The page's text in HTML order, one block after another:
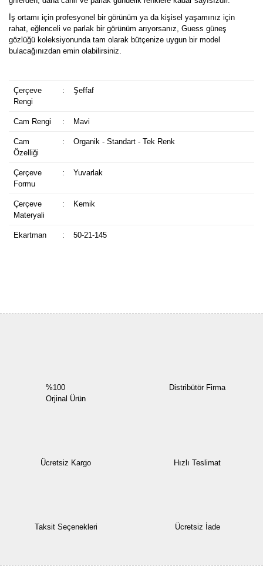
İş ortamı için profesyonel bir görünüm ya da kişisel yaşamınız için
rahat, eğlenceli ve parlak bir görünüm arıyorsanız, Guess güneş
gözlüğü koleksiyonunda tam olarak bütçenize uygun bir model
bulacağınızdan emin olabilirsiniz.
Çerçeve
Rengi
: Şeffaf
Cam Rengi : Mavi
Cam
Özelliği
: Organik - Standart - Tek Renk
Çerçeve
Formu
: Yuvarlak
Çerçeve
Materyali
: Kemik
Ekartman : 50-21-145
%100
Orjinal Ürün
Distribütör Firma
Ücretsiz Kargo Hızlı Teslimat
Taksit Seçenekleri Ücretsiz İade